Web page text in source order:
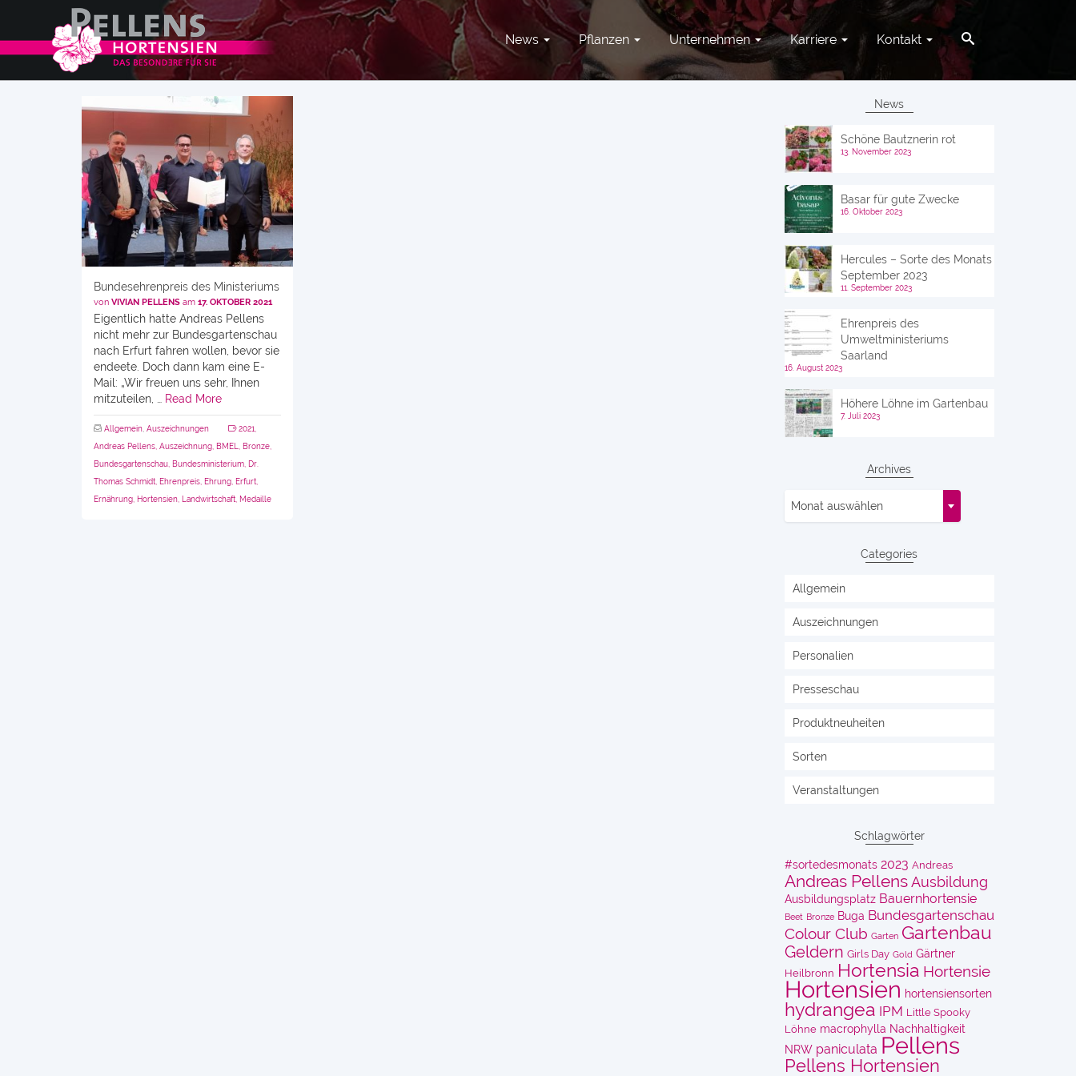
News Pflanzen Unternehmen Karriere Kontakt
Bundesehrenpreis des Ministeriums
von VIVIAN PELLENS am 17. OKTOBER 2021
Eigentlich hatte Andreas Pellens
nicht mehr zur Bundesgartenschau
nach Erfurt fahren wollen, bevor sie
endeete. Doch dann kam eine E-
Mail: „Wir freuen uns sehr, Ihnen
mitzuteilen, … Read More
Allgemein, Auszeichnungen 2021,
Andreas Pellens, Auszeichnung, BMEL, Bronze,
Bundesgartenschau, Bundesministerium, Dr.
Thomas Schmidt, Ehrenpreis, Ehrung, Erfurt,
Ernährung, Hortensien, Landwirtschaft, Medaille
News
Schöne Bautznerin rot
13. November 2023
Basar für gute Zwecke
16. Oktober 2023
Hercules – Sorte des Monats
September 2023
11. September 2023
Ehrenpreis des
Umweltministeriums
Saarland
16. August 2023
Höhere Löhne im Gartenbau
7. Juli 2023
Archives
Monat auswählen
Categories
Allgemein
Auszeichnungen
Personalien
Presseschau
Produktneuheiten
Sorten
Veranstaltungen
Schlagwörter
#sortedesmonats 2023 Andreas
Andreas Pellens Ausbildung
Ausbildungsplatz Bauernhortensie
Beet Bronze Buga Bundesgartenschau
Colour Club Garten Gartenbau
Geldern Girls Day Gold Gärtner
Heilbronn Hortensia Hortensie
Hortensien hortensiensorten
hydrangea IPM Little Spooky
Löhne macrophylla Nachhaltigkeit
NRW paniculata Pellens
Pellens Hortensien